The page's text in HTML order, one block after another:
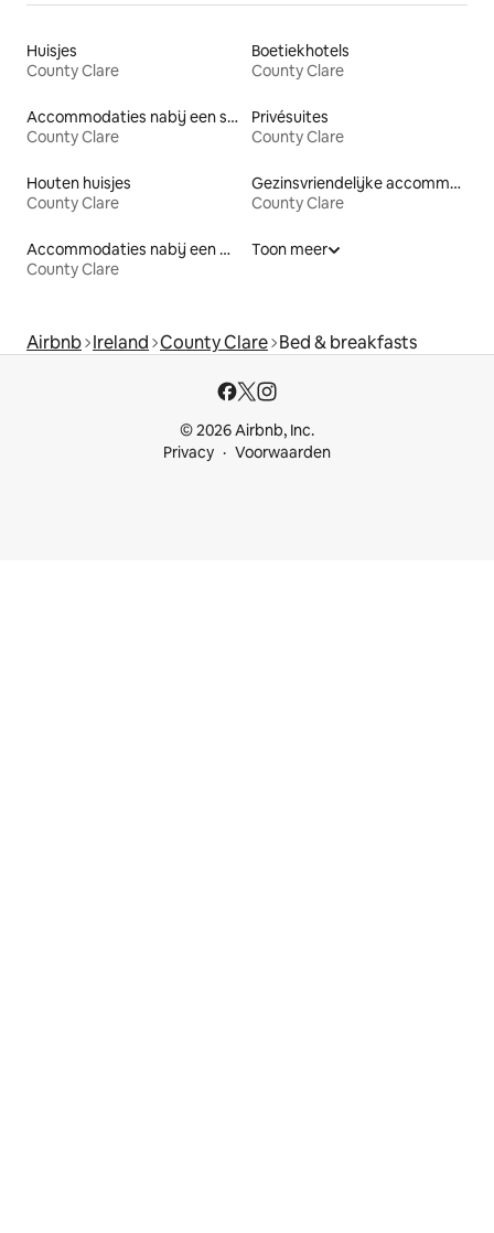
Huisjes
County Clare
Boetiekhotels
County Clare
Accommodaties nabij een strand
County Clare
Privésuites
County Clare
Houten huisjes
County Clare
Gezinsvriendelijke accommodaties
County Clare
Accommodaties nabij een meer
County Clare
Toon meer
Airbnb Ireland County Clare Bed & breakfasts
© 2026 Airbnb, Inc.
Privacy
Voorwaarden